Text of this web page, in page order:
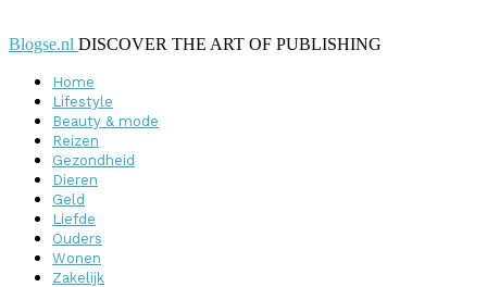
Blogse.nl DISCOVER THE ART OF PUBLISHING
Home
Lifestyle
Beauty & mode
Reizen
Gezondheid
Dieren
Geld
Liefde
Ouders
Wonen
Zakelijk